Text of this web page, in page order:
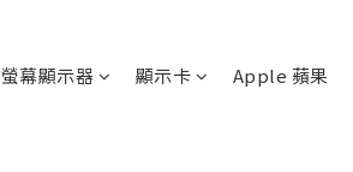
螢幕顯示器 顯示卡 Apple 蘋果